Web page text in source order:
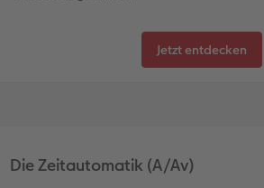
Jetzt entdecken
Die Zeitautomatik (A/Av)